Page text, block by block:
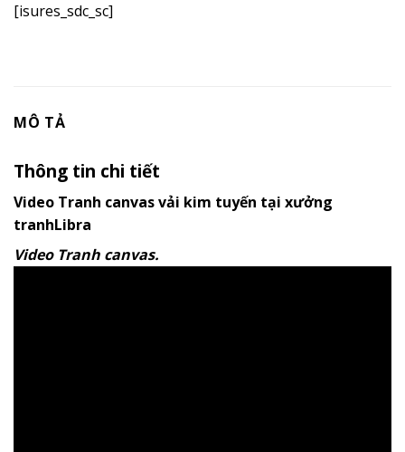
[isures_sdc_sc]
MÔ TẢ
Thông tin chi tiết
Video Tranh canvas vải kim tuyến tại xưởng
tranhLibra
Video Tranh canvas.